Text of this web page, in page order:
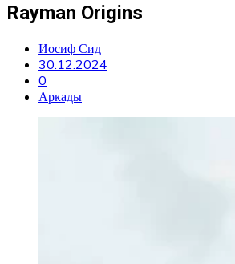
Rayman Origins
Иосиф Сид
30.12.2024
0
Аркады